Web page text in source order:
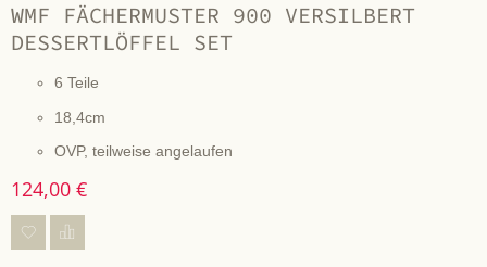
WMF FÄCHERMUSTER 900 VERSILBERT
DESSERTLÖFFEL SET
6 Teile
18,4cm
OVP, teilweise angelaufen
124,00 €